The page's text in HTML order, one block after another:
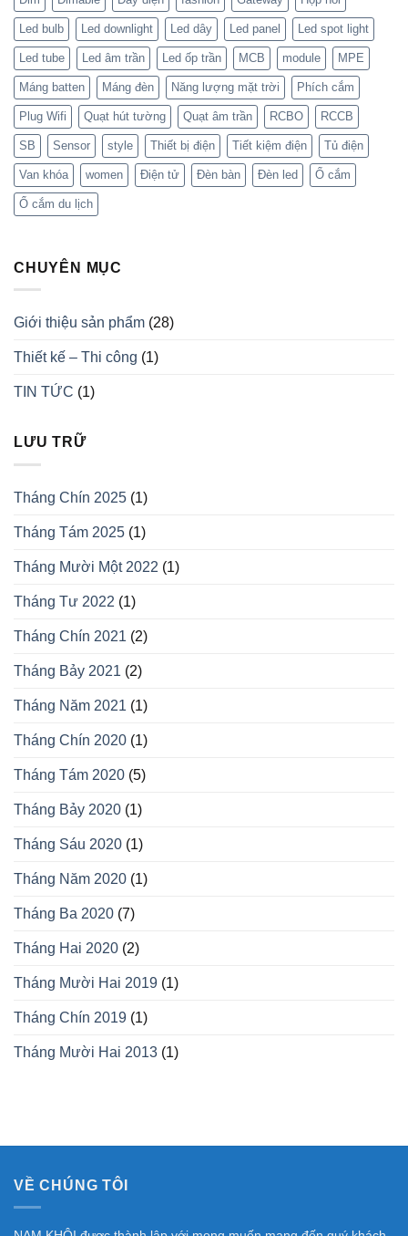
Led bulb Led downlight Led dây Led panel Led spot light
Led tube Led âm trần Led ốp trần MCB module MPE
Máng batten Máng đèn Năng lượng mặt trời Phích cắm
Plug Wifi Quạt hút tường Quạt âm trần RCBO RCCB
SB Sensor style Thiết bị điện Tiết kiệm điện Tủ điện
Van khóa women Điện tử Đèn bàn Đèn led Ổ cắm
Ổ cắm du lịch
CHUYÊN MỤC
Giới thiệu sản phẩm (28)
Thiết kế – Thi công (1)
TIN TỨC (1)
LƯU TRỮ
Tháng Chín 2025 (1)
Tháng Tám 2025 (1)
Tháng Mười Một 2022 (1)
Tháng Tư 2022 (1)
Tháng Chín 2021 (2)
Tháng Bảy 2021 (2)
Tháng Năm 2021 (1)
Tháng Chín 2020 (1)
Tháng Tám 2020 (5)
Tháng Bảy 2020 (1)
Tháng Sáu 2020 (1)
Tháng Năm 2020 (1)
Tháng Ba 2020 (7)
Tháng Hai 2020 (2)
Tháng Mười Hai 2019 (1)
Tháng Chín 2019 (1)
Tháng Mười Hai 2013 (1)
VỀ CHÚNG TÔI